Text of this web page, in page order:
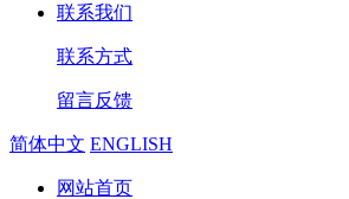
联系我们
联系方式
留言反馈
简体中文 ENGLISH
网站首页